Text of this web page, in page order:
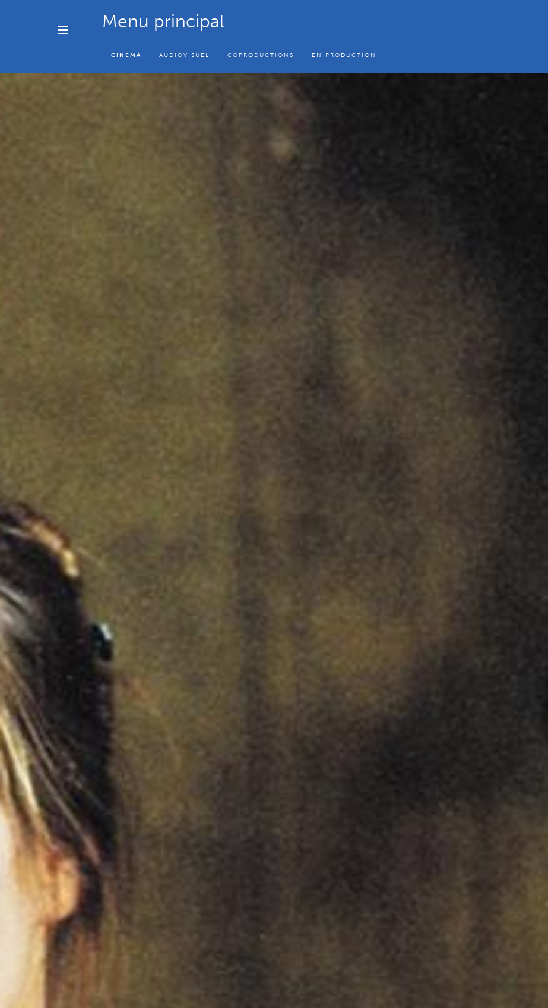
Menu principal
CINÉMA AUDIOVISUEL COPRODUCTIONS EN PRODUCTION